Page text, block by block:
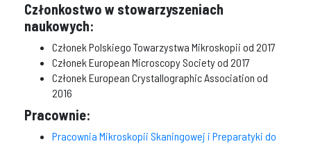
Członkostwo w stowarzyszeniach
naukowych:
Członek Polskiego Towarzystwa Mikroskopii od 2017
Członek European Microscopy Society od 2017
Członek European Crystallographic Association od
2016
Pracownie:
Pracownia Mikroskopii Skaningowej i Preparatyki do